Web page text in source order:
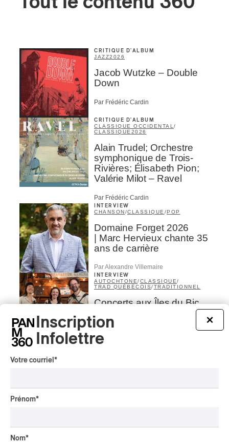
CRITIQUE D'ALBUM
JAZZ2026
Jacob Wutzke – Double
Down
Par Frédéric Cardin
CRITIQUE D'ALBUM
CLASSIQUE OCCIDENTAL/
CLASSIQUE2026
Alain Trudel; Orchestre
symphonique de Trois-
Rivières; Élisabeth Pion;
Valérie Milot – Ravel
Par Frédéric Cardin
INTERVIEW
CHANSON/CLASSIQUE /POP
Domaine Forget 2026
| Marc Hervieux chante 35
ans de carrière
Par Alexandre Villemaire
INTERVIEW
AUTOCHTONE/CLASSIQUE/
TRAD QUÉBÉCOIS/TRADITIONNEL
Concerts aux Îles du Bic
musique comme lieu de
rencontre
Domaine Forget 2026
×
Inscription
Infolettre
Votre courriel *
Prénom*
Nom*